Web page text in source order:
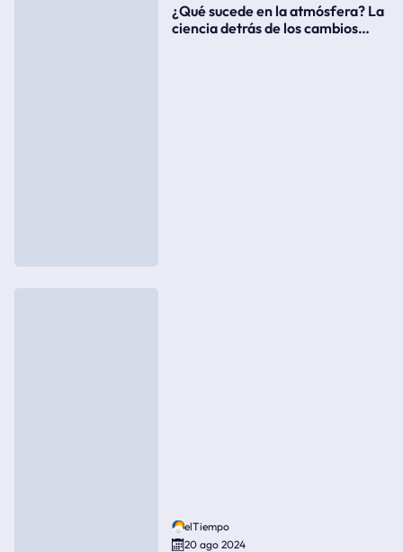
¿Qué sucede en la atmósfera? La
ciencia detrás de los cambios
elTiempo
20 ago 2024